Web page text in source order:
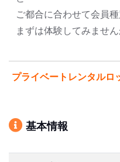
ご都合に合わせて会員
まずは体験してみません
プライベートレンタルロ
基本情報